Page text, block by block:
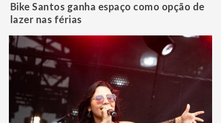
Bike Santos ganha espaço como opção de
lazer nas férias